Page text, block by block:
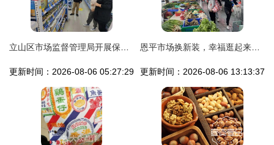
更新时间：2026-08-06 05:27:29 更新时间：2026-08-06 13:13:37